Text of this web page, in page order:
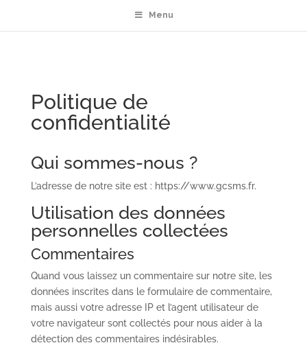
Menu
Politique de
confidentialité
Qui sommes-nous ?
L’adresse de notre site est : https://www.gcsms.fr.
Utilisation des données
personnelles collectées
Commentaires
Quand vous laissez un commentaire sur notre site, les
données inscrites dans le formulaire de commentaire,
mais aussi votre adresse IP et l’agent utilisateur de
votre navigateur sont collectés pour nous aider à la
détection des commentaires indésirables.